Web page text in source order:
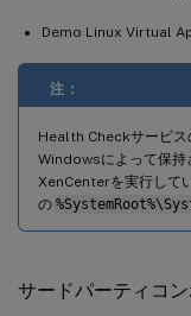
Demo Linux Virtual
注：
Health Checkサービス
Windowsによって保持
XenCenterを実行して
の
サードパーティコ